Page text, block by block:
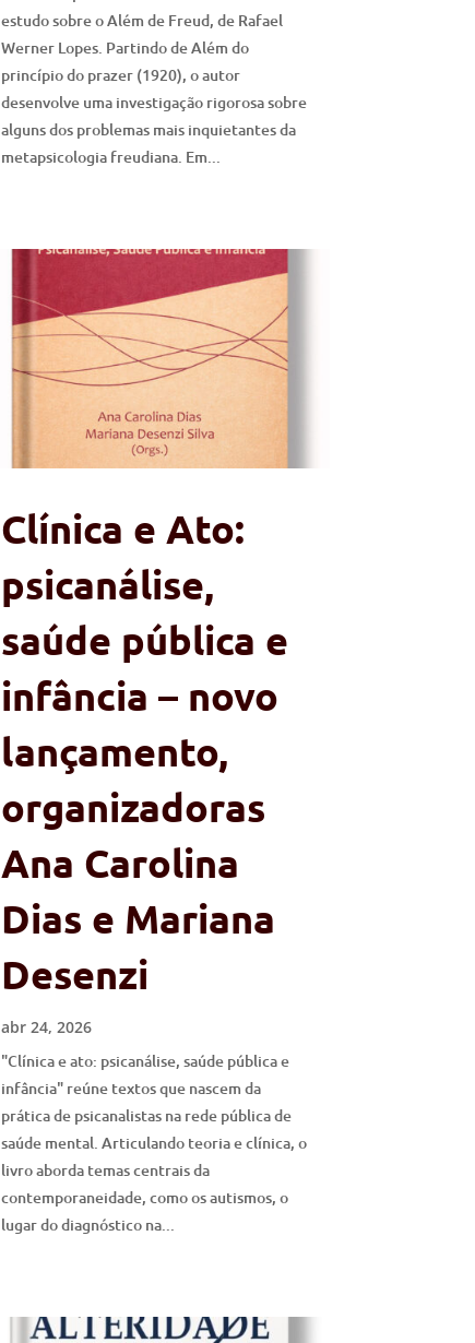
estudo sobre o Além de Freud, de Rafael
Werner Lopes. Partindo de Além do
princípio do prazer (1920), o autor
desenvolve uma investigação rigorosa sobre
alguns dos problemas mais inquietantes da
metapsicologia freudiana. Em...
Clínica e Ato:
psicanálise,
saúde pública e
infância – novo
lançamento,
organizadoras
Ana Carolina
Dias e Mariana
Desenzi
abr 24, 2026
"Clínica e ato: psicanálise, saúde pública e
infância" reúne textos que nascem da
prática de psicanalistas na rede pública de
saúde mental. Articulando teoria e clínica, o
livro aborda temas centrais da
contemporaneidade, como os autismos, o
lugar do diagnóstico na...